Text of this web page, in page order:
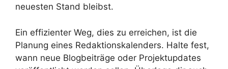
neuesten Stand bleibst.
Ein effizienter Weg, dies zu erreichen, ist die
Planung eines Redaktionskalenders. Halte fest,
wann neue Blogbeiträge oder Projektupdates